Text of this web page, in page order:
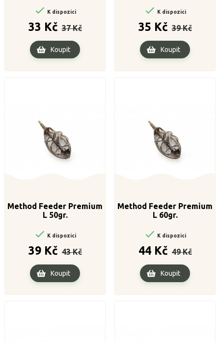
 K dispozici
33 Kč cena
37 Kč
Koupit
 K dispozici
35 Kč cena
39 Kč
Koupit
Method Feeder Premium
L 50gr.
 K dispozici
39 Kč cena
43 Kč
Cena
Koupit
Method Feeder Premium
L 60gr.
 K dispozici
44 Kč cena
49 Kč
Cena
Koupit